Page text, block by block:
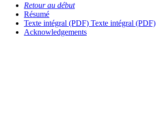
Retour au début
Résumé
Texte intégral (PDF) Texte intégral (PDF)
Acknowledgements